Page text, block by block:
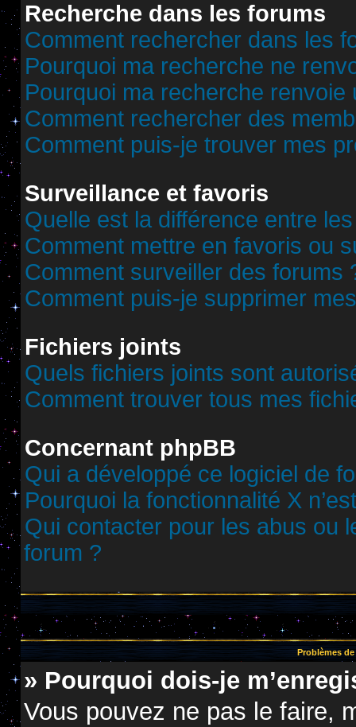
Recherche dans les forums
Comment rechercher dans les
Pourquoi ma recherche ne
Pourquoi ma recherche renvoie
Comment rechercher des
Comment puis-je trouver mes
Surveillance et favoris
Quelle est la différence entre
Comment mettre en favoris ou
Comment surveiller des forums
Comment puis-je supprimer
Fichiers joints
Quels fichiers joints sont
Comment trouver tous mes
Concernant phpBB
Qui a développé ce logiciel de
Pourquoi la fonctionnalité X
Qui contacter pour les abus ou
forum ?
Problèmes
» Pourquoi dois-je
Vous pouvez ne pas le faire,